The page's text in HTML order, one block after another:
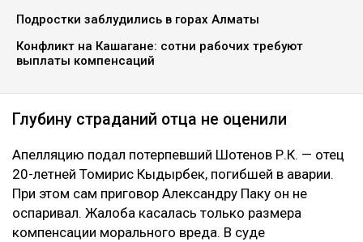
Подростки заблудились в горах Алматы
Конфликт на Кашагане: сотни рабочих требуют
выплаты компенсаций
Глубину страданий отца не оценили
Апелляцию подал потерпевший Шотенов Р.К. — отец
20-летней Томирис Кыдырбек, погибшей в аварии.
При этом сам приговор Александру Паку он не
оспаривал. Жалоба касалась только размера
компенсации морального вреда. В суде